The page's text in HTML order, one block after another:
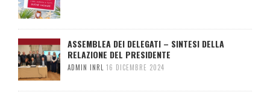
ASSEMBLEA DEI DELEGATI – SINTESI DELLA
RELAZIONE DEL PRESIDENTE
ADMIN INRL 16 DICEMBRE 2024